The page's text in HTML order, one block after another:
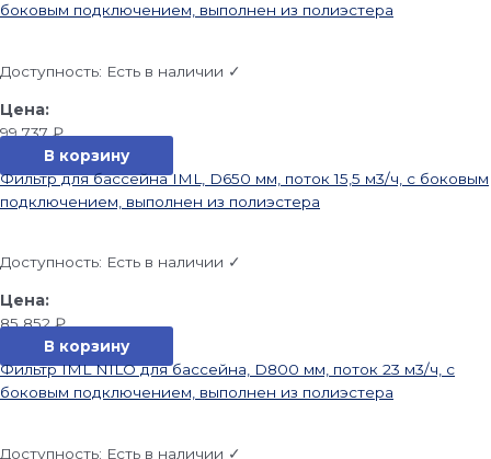
боковым подключением, выполнен из полиэстера
Доступность: Есть в наличии ✓
99 737₽
В корзину
Фильтр для бассейна IML, D650 мм, поток 15,5 м3/ч, с боковым
подключением, выполнен из полиэстера
Доступность: Есть в наличии ✓
85 852₽
В корзину
Фильтр IML NILO для бассейна, D800 мм, поток 23 м3/ч, с
боковым подключением, выполнен из полиэстера
Доступность: Есть в наличии ✓